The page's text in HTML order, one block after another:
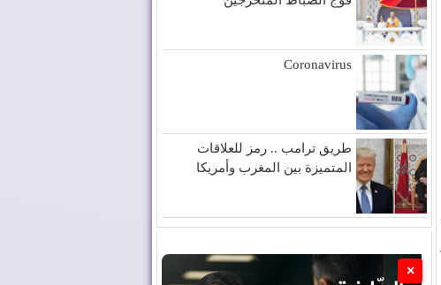
Coronavirus
طريق ترامب .. رمز للعلاقات
المتميزة بين المغرب وأمريكا
×